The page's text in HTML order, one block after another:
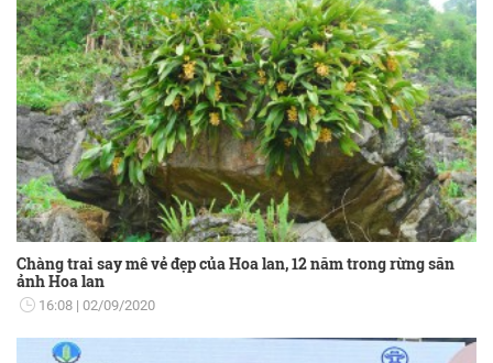
Chàng trai say mê vẻ đẹp của Hoa lan, 12 năm trong rừng săn
ảnh Hoa lan
16:08 02/09/2020